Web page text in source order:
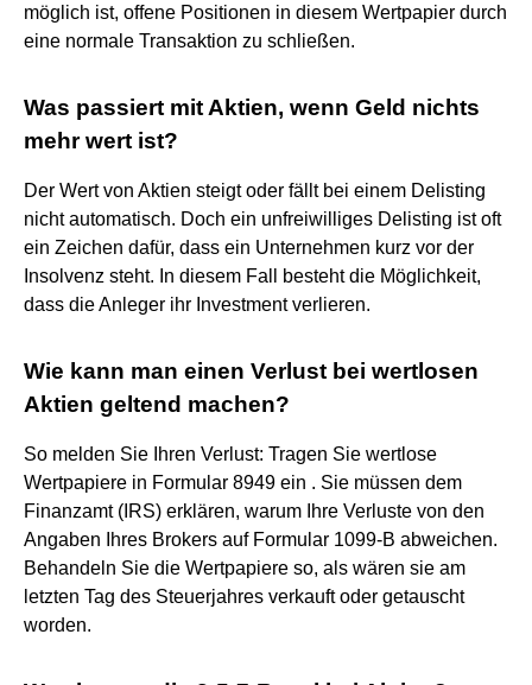
möglich ist, offene Positionen in diesem Wertpapier durch
eine normale Transaktion zu schließen.
Was passiert mit Aktien, wenn Geld nichts
mehr wert ist?
Der Wert von Aktien steigt oder fällt bei einem Delisting
nicht automatisch. Doch ein unfreiwilliges Delisting ist oft
ein Zeichen dafür, dass ein Unternehmen kurz vor der
Insolvenz steht. In diesem Fall besteht die Möglichkeit,
dass die Anleger ihr Investment verlieren.
Wie kann man einen Verlust bei wertlosen
Aktien geltend machen?
So melden Sie Ihren Verlust: Tragen Sie wertlose
Wertpapiere in Formular 8949 ein . Sie müssen dem
Finanzamt (IRS) erklären, warum Ihre Verluste von den
Angaben Ihres Brokers auf Formular 1099-B abweichen.
Behandeln Sie die Wertpapiere so, als wären sie am
letzten Tag des Steuerjahres verkauft oder getauscht
worden.